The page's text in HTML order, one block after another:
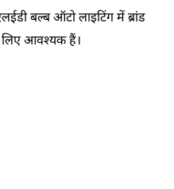
बल्ब ऑटो लाइटिंग में ब्रांड
लिए आवश्यक हैं।